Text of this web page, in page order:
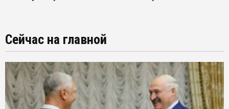
Сейчас на главной